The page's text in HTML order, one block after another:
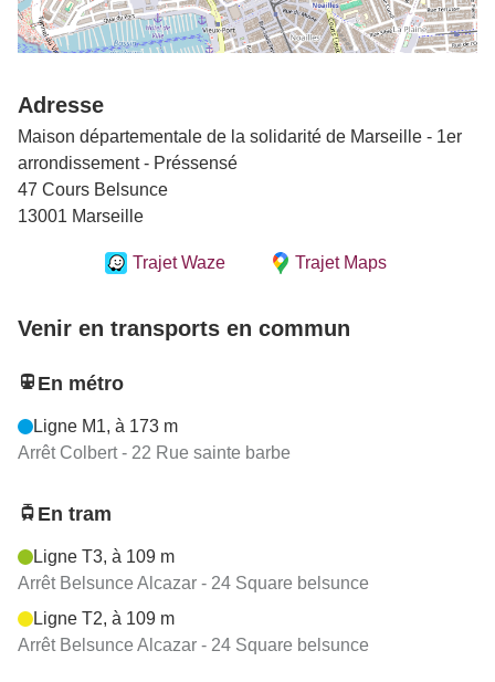
Adresse
Maison départementale de la solidarité de Marseille - 1er
arrondissement - Préssensé
47 Cours Belsunce
13001 Marseille
Trajet Waze Trajet Maps
Venir en transports en commun
En métro
Ligne M1, à 173 m
Arrêt Colbert - 22 Rue sainte barbe
En tram
Ligne T3, à 109 m
Arrêt Belsunce Alcazar - 24 Square belsunce
Ligne T2, à 109 m
Arrêt Belsunce Alcazar - 24 Square belsunce